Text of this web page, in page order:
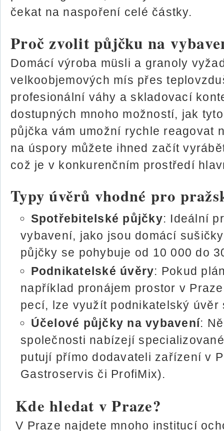
čekat na naspoření celé částky.
Proč zvolit půjčku na
Domácí výroba müsli a granoly
velkoobjemových mís přes
profesionální váhy a skladovací
dostupných mnoho možností, jak
půjčka vám umožní rychle reagovat
na úspory můžete ihned začít
což je v konkurenčním prostředí
Typy úvěrů vhodné pro
Spotřebitelské půjčky: Ideální
vybavení, jako jsou domácí
půjčky se pohybuje od 10 000 do
Podnikatelské úvěry: Pokud
například pronájem prostor v
pecí, lze využít podnikatelský úvěr
Účelové půjčky na vybavení:
společnosti nabízejí
putují přímo dodavateli zařízení v
Gastroservis či ProfiMix).
Kde hledat v Praze?
V Praze najdete mnoho institucí